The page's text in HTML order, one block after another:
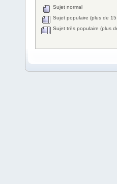
Sujet normal
Sujet populaire (plus de
Sujet très populaire (plus